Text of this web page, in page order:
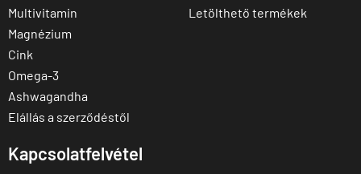
Multivitamin
Magnézium
Cink
Omega-3
Ashwagandha
Elállás a szerződéstől
Letölthető termékek
Kapcsolatfelvétel